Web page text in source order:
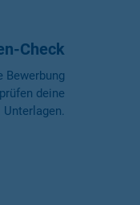
Check
Bewerbung
deine
Unterlagen.